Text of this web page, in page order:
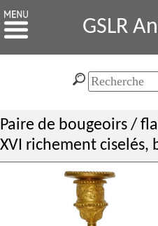
GSLR
Paire de bougeoirs /
XVI richement ciselés,